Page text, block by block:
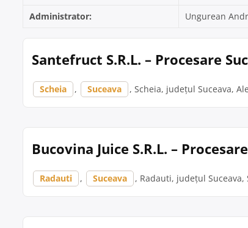
Administrator:
Ungurean
Santefruct S.R.L. – Procesare
Scheia , Suceava , Scheia, județul Suceava,
Bucovina Juice S.R.L. –
Radauti , Suceava , Radauti, județul Suceava,